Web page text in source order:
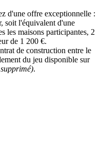
d'une offre exceptionnelle :
soit l'équivalent d'une
les maisons participantes, 2
de 1 200 €.
de construction entre le
du jeu disponible sur
.